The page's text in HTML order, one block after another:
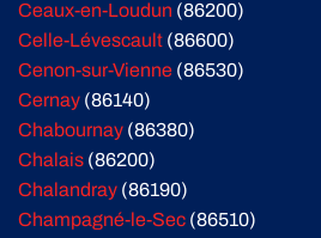
Ceaux-en-Loudun (86200)
Celle-Lévescault (86600)
Cenon-sur-Vienne (86530)
Cernay (86140)
Chabournay (86380)
Chalais (86200)
Chalandray (86190)
Champagné-le-Sec (86510)